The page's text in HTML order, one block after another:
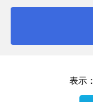
表示：